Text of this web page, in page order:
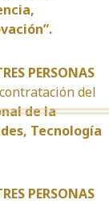
PERSONAS
del
de la
Tecnología
PERSONAS